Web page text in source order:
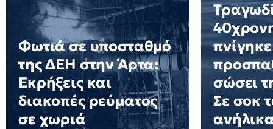
Φωτιά σε υποσταθμό
της ΔΕΗ στην Άρτα:
Εκρήξεις και
διακοπές ρεύματος
σε χωριά
πνίγηκε
σώσει
Σε σοκ